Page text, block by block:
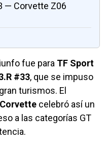
— Corvette Z06
fue para TF Sport
#33, que se impuso
turismos. El
Corvette celebró así un
a las categorías GT